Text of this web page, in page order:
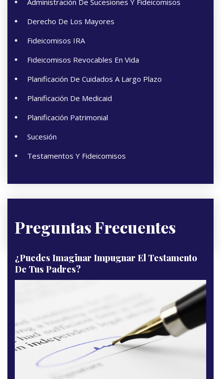
Administración De Sucesiones Y Fideicomisos
Derecho De Los Mayores
Fideicomisos IRA
Fideicomisos Revocables En Vida
Planificación De Cuidados A Largo Plazo
Planificación De Medicaid
Planificación Patrimonial
Sucesión
Testamentos Y Fideicomisos
Preguntas Frecuentes
¿Puedes Imaginar Impugnar El Testamento
De Tus Padres?